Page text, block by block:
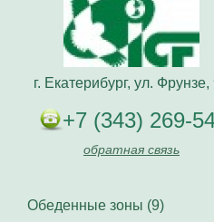
г. Екатерибург, ул. Фрунзе,
+7 (343) 269-
обратная связь
Обеденные зоны (9)